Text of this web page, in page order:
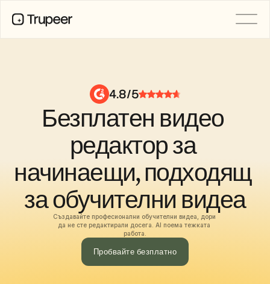
4.8/5
Безплатен видео
редактор за
начинаещи, подходящ
за обучителни видеа
Създавайте професионални обучителни видеа, дори
да не сте редактирали досега. AI поема тежката
работа.
Пробвайте безплатно
AI аватари
Бранд комплекти
Споделени страници
AI запис на екрана
РЕСУРСИ
AI шампиони на промяната
Център за доверие